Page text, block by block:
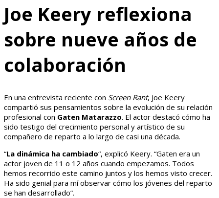
Joe Keery reflexiona
sobre nueve años de
colaboración
En una entrevista reciente con Screen Rant, Joe Keery
compartió sus pensamientos sobre la evolución de su relación
profesional con Gaten Matarazzo. El actor destacó cómo ha
sido testigo del crecimiento personal y artístico de su
compañero de reparto a lo largo de casi una década.
“La dinámica ha cambiado“, explicó Keery. “Gaten era un
actor joven de 11 o 12 años cuando empezamos. Todos
hemos recorrido este camino juntos y los hemos visto crecer.
Ha sido genial para mí observar cómo los jóvenes del reparto
se han desarrollado”.